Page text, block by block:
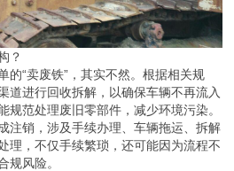
？
的“卖废铁”，其实不然。根据相关规
道进行回收拆解，以确保车辆不再流入
规范处理废旧零部件，减少环境污染。
注销，涉及手续办理、车辆拖运、拆解
理，不仅手续繁琐，还可能因为流程不
规风险。